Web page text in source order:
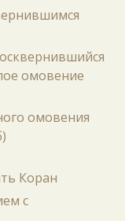
омовение
омовения
Коран
с